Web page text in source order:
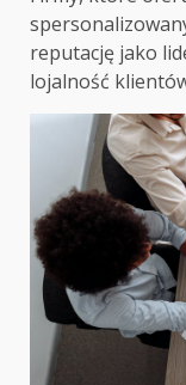
reputację jako
lojalność